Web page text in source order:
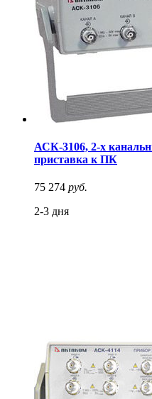
АСК-3106, 2-х
приставка к ПК
75 274 руб.
2-3 дня